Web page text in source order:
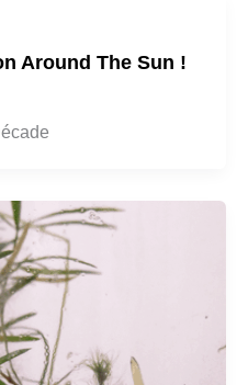
Around The Sun !